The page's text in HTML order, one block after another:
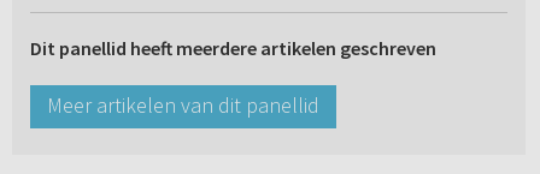
Dit panellid heeft meerdere artikelen geschreven
Meer artikelen van dit panellid